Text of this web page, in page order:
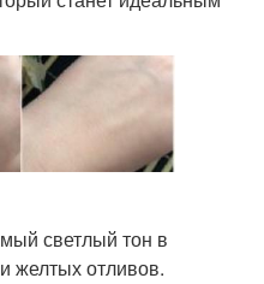
светлый тон в
желтых отливов.